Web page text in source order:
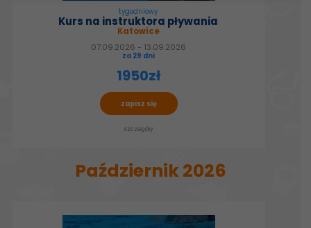
tygodniowy
Kurs na instruktora pływania
Katowice
07.09.2026 - 13.09.2026
za 29 dni
1950zł
zapisz się
szczegóły
Październik 2026